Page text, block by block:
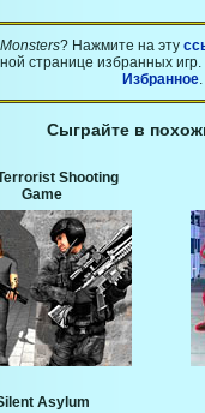
? Нажмите на эту
странице избранных
Избранное.
Сыграйте в
Shooting
Game
Asylum